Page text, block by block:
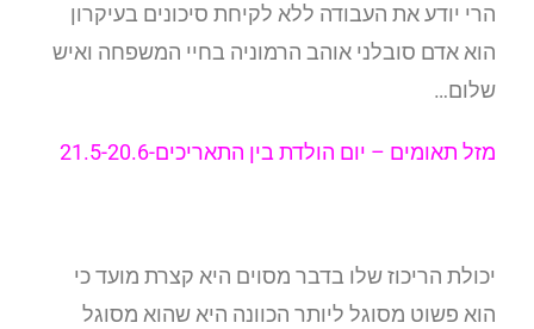
הרי יודע את העבודה ללא לקיחת סיכונים בעיקרון
הוא אדם סובלני אוהב הרמוניה בחיי המשפחה ואיש
שלום…
מזל תאומים – יום הולדת בין התאריכים-21.5-20.6
יכולת הריכוז שלו בדבר מסוים היא קצרת מועד כי
הוא פשוט מסוגל ליותר הכוונה היא שהוא מסוגל